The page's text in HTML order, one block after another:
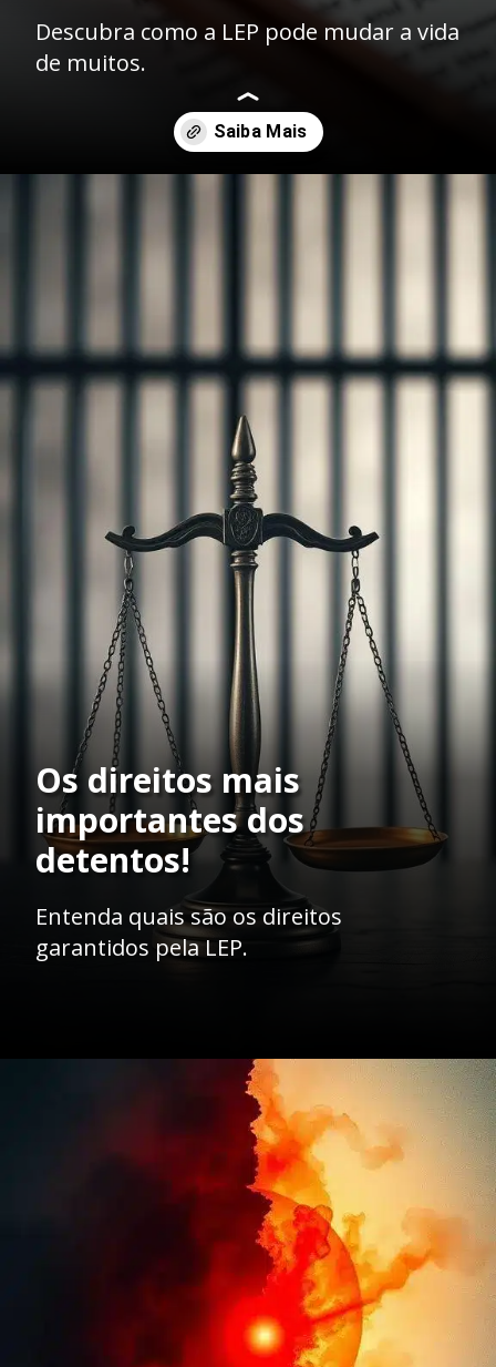
Descubra como a LEP pode mudar a vida
de muitos.
Os direitos mais
importantes dos
detentos!
Entenda quais são os direitos
garantidos pela LEP.
https://ademilsoncs.adv.br/